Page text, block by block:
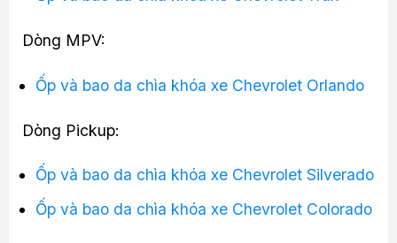
Dòng MPV:
Ốp và bao da chìa khóa xe Chevrolet Orlando
Dòng Pickup:
Ốp và bao da chìa khóa xe Chevrolet Silverado
Ốp và bao da chìa khóa xe Chevrolet Colorado